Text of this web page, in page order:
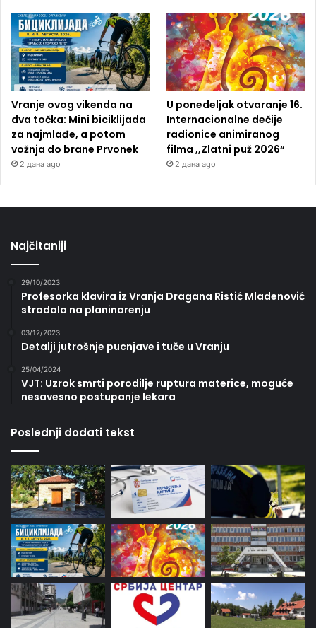
Vranje ovog vikenda na
dva točka: Mini biciklijada
za najmlađe, a potom
vožnja do brane Prvonek
2 дана ago
U ponedeljak otvaranje 16.
Internacionalne dečije
radionice animiranog
filma ,,Zlatni puž 2026“
2 дана ago
Najčitaniji
29/10/2023
Profesorka klavira iz Vranja Dragana Ristić Mladenović
stradala na planinarenju
03/12/2023
Detalji jutrošnje pucnjave i tuče u Vranju
25/04/2024
VJT: Uzrok smrti porodilje ruptura materice, moguće
nesavesno postupanje lekara
Poslednji dodati tekst